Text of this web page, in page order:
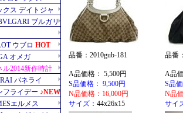
品番：2010gub-181
A品価格： 5,500円
S品価格： 9,500円
N品価格：16,000円
サイズ： 44x26x15
品番
A品
S品
N品
サイ